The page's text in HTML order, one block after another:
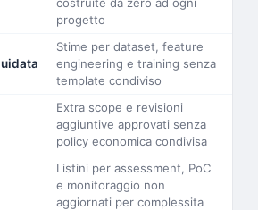
progetto
Stime per dataset, feature
engineering e training senza
template condiviso
Extra scope e revisioni
aggiuntive approvati senza
policy economica condivisa
Listini per assessment, PoC
e monitoraggio non
aggiornati per complessita